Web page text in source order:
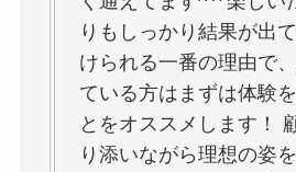
りもしっかり結果が出
けられる一番の理由で
ている方はまずは体験
とをオススメします！
り添いながら理想の姿